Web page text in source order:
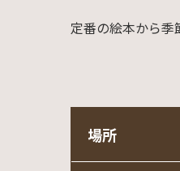
定番の絵本から季
場所